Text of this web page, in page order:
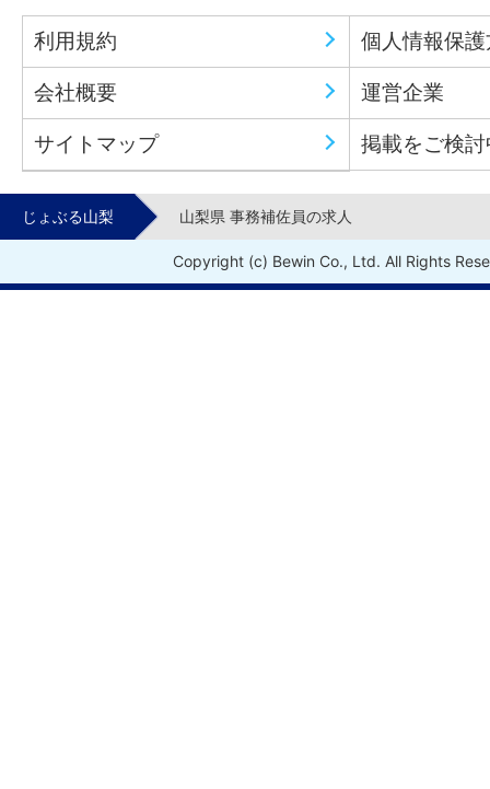
利用規約 個人情報保
会社概要 運営企業
サイトマップ 掲載をご検
じょぶる山梨 山梨県 事務補佐員の求人
Copyright (c) Bewin Co., Ltd. All Rights